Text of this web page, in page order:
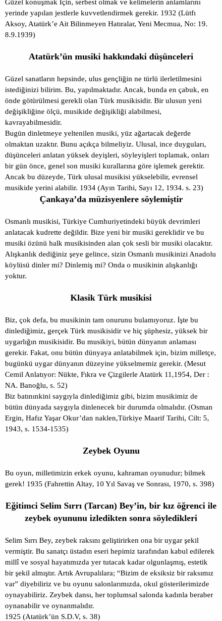
Güzel konuşmak İçin, serbest olmak ve kelimelerin anlamlarını
yerinde yapılan jestlerle kuvvetlendirmek gerekir. 1932 (Lütfı
Aksoy, Atatürk’e Ait Bilinmeyen Hatıralar, Yeni Mecmua, No: 19.
8.9.1939)
Atatürk’ün musiki hakkındaki düşünceleri
Güzel sanatların hepsinde, ulus gençliğin ne türlü ilerletilmesini
istediğinizi bilirim. Bu, yapılmaktadır. Ancak, bunda en çabuk, en
önde götürülmesi gerekli olan Türk musikisidir. Bir ulusun yeni
değişikliğine ölçü, musikide değişikliği alabilmesi,
kavrayabilmesidir.
Bugün dinletmeye yeltenilen musiki, yüz ağartacak değerde
olmaktan uzaktır. Bunu açıkça bilmeliyiz. Ulusal, ince duyguları,
düşünceleri anlatan yüksek deyişleri, söyleyişleri toplamak, onları
bir gün önce, genel son musiki kurallarına göre işlemek gerektir.
Ancak bu düzeyde, Türk ulusal musikisi yükselebilir, evrensel
musikide yerini alabilir. 1934 (Ayın Tarihi, Sayı 12, 1934. s. 23)
Çankaya’da müzisyenlere söylemiştir
Osmanlı musikisi, Türkiye Cumhuriyetindeki büyük devrimleri
anlatacak kudrette değildir. Bize yeni bir musiki gereklidir ve bu
musiki özünü halk musikisinden alan çok sesli bir musiki olacaktır.
Alışkanlık dediğiniz şeye gelince, sizin Osmanlı musikinizi Anadolu
köylüsü dinler mi? Dinlemiş mi? Onda o musikinin alışkanlığı
yoktur.
Klasik Türk musikisi
Biz, çok defa, bu musikinin tam onurunu bulamıyoruz. İşte bu
dinlediğimiz, gerçek Türk musikisidir ve hiç şüphesiz, yüksek bir
uygarlığın musikisidir. Bu musikiyi, bütün dünyanın anlaması
gerekir. Fakat, onu bütün dünyaya anlatabilmek için, bizim milletçe,
bugünkü uygar dünyanın düzeyine yükselmemiz gerekir. (Mesut
Cemil Anlatıyor: Nükte, Fıkra ve Çizgilerle Atatürk 11,1954, Der :
NA. Banoğlu, s. 52)
Biz batınınkini saygıyla dinlediğimiz gibi, bizim musikimiz de
bütün dünyada saygıyla dinlenecek bir durumda olmalıdır. (Osman
Ergin, Hafız Yaşar Okur’dan naklen,Türkiye Maarif Tarihi, Cilt: 5,
1943, s. 1534-1535)
Zeybek Oyunu
Bu oyun, milletimizin erkek oyunu, kahraman oyunudur; bilmek
gerek! 1935 (Fahrettin Altay, 10 Yıl Savaş ve Sonrası, 1970, s. 398)
Eğitimci Selim Sırrı (Tarcan) Bey’in, bir kız öğrenci ile
zeybek oyununu izledikten sonra söyledikleri
Selim Sırrı Bey, zeybek raksını geliştirirken ona bir uygar şekil
vermiştir. Bu sanatçı üstadın eseri hepimiz tarafından kabul edilerek
millî ve sosyal hayatımızda yer tutacak kadar olgunlaşmış, estetik
bir şekil almıştır. Artık Avrupalılara; “Bizim de eksiksiz bir raksımız
var” diyebiliriz ve bu oyunu salonlarımızda, okul gösterilerimizde
oynayabiliriz. Zeybek dansı, her toplumsal salonda kadınla beraber
oynanabilir ve oynanmalıdır.
1925 (Atatürk’ün S.D.V, s. 38)